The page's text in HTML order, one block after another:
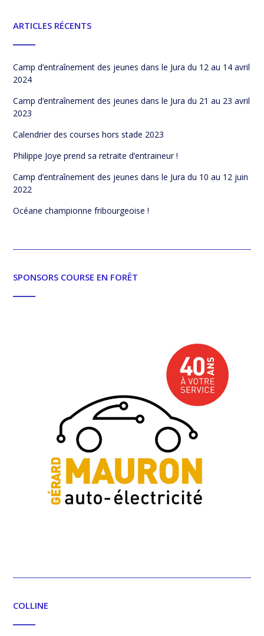
ARTICLES RÉCENTS
Camp d’entraînement des jeunes dans le Jura du 12 au 14 avril
2024
Camp d’entraînement des jeunes dans le Jura du 21 au 23 avril
2023
Calendrier des courses hors stade 2023
Philippe Joye prend sa retraite d’entraineur !
Camp d’entraînement des jeunes dans le Jura du 10 au 12 juin
2022
Océane championne fribourgeoise !
SPONSORS COURSE EN FORÊT
COLLINE